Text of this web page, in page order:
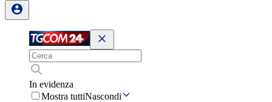
In evidenza
Mostra tuttiNascondi